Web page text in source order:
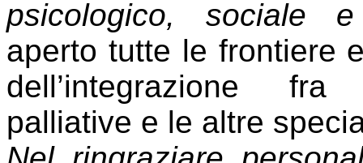
psicologico, sociale
aperto tutte le frontiere
dell’integrazione
palliative e le altre